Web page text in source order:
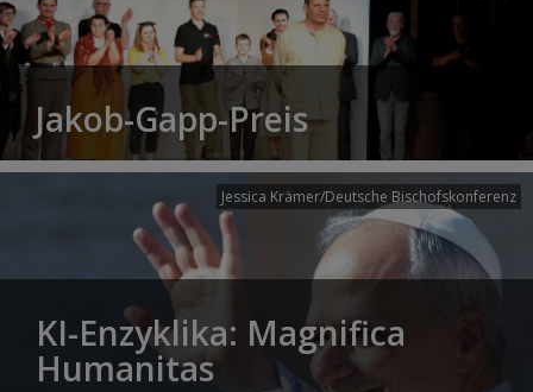
Jakob-Gapp-Preis
Jessica Krämer/Deutsche Bischofskonferenz
KI-Enzyklika: Magnifica
Humanitas